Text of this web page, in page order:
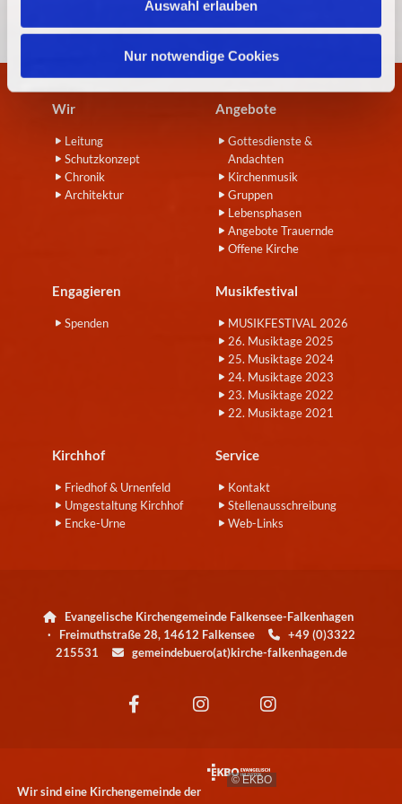
Auswahl erlauben
Nur notwendige Cookies
Wir
Leitung
Schutzkonzept
Chronik
Architektur
Angebote
Gottesdienste &
Andachten
Kirchenmusik
Gruppen
Lebensphasen
Angebote Trauernde
Offene Kirche
Engagieren
Spenden
Musikfestival
MUSIKFESTIVAL 2026
26. Musiktage 2025
25. Musiktage 2024
24. Musiktage 2023
23. Musiktage 2022
22. Musiktage 2021
Kirchhof
Friedhof & Urnenfeld
Umgestaltung Kirchhof
Encke-Urne
Service
Kontakt
Stellenausschreibung
Web-Links

Evangelische Kirchengemeinde Falkensee-Falkenhagen
· Freimuthstraße 28, 14612 Falkensee
+49 (0)3322
215531
gemeindebuero(at)kirche-falkenhagen.de
Wir sind eine Kirchengemeinde der
© EKBO